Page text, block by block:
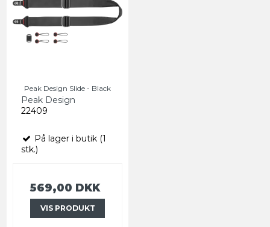
Peak Design Slide - Black
Peak Design
22409
På lager i butik (1
stk.)
569,00 DKK
VIS PRODUKT